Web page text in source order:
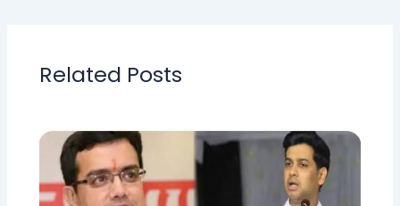
Related Posts